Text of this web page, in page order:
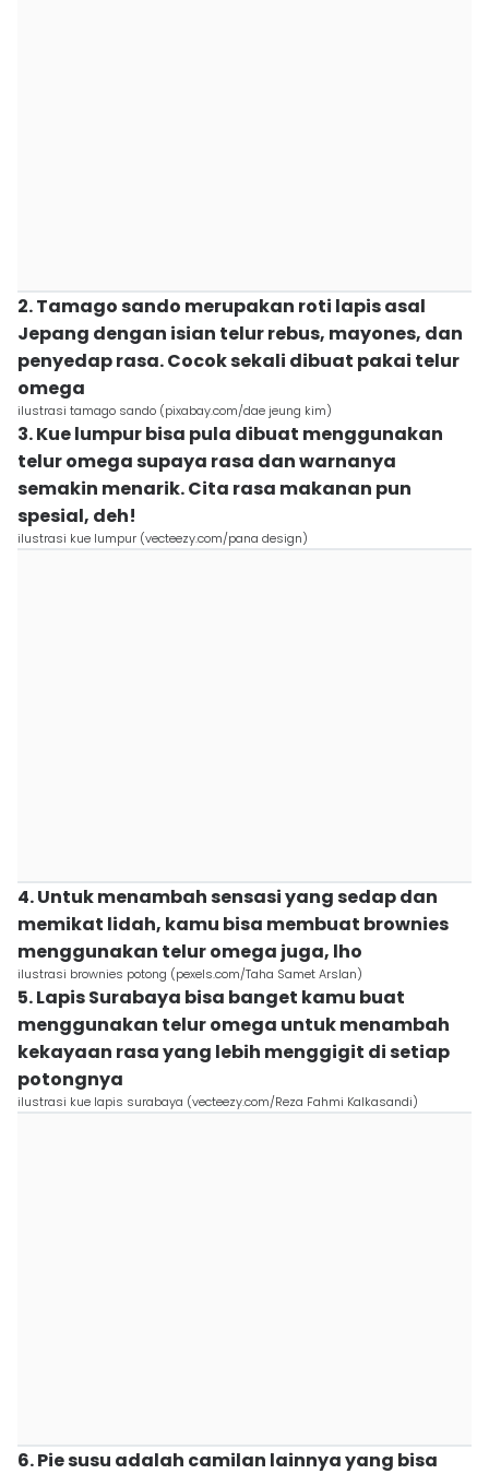
2. Tamago sando merupakan roti lapis asal
Jepang dengan isian telur rebus, mayones, dan
penyedap rasa. Cocok sekali dibuat pakai telur
omega
ilustrasi tamago sando (pixabay.com/dae jeung kim)
3. Kue lumpur bisa pula dibuat menggunakan
telur omega supaya rasa dan warnanya
semakin menarik. Cita rasa makanan pun
spesial, deh!
ilustrasi kue lumpur (vecteezy.com/pana design)
4. Untuk menambah sensasi yang sedap dan
memikat lidah, kamu bisa membuat brownies
menggunakan telur omega juga, lho
ilustrasi brownies potong (pexels.com/Taha Samet Arslan)
5. Lapis Surabaya bisa banget kamu buat
menggunakan telur omega untuk menambah
kekayaan rasa yang lebih menggigit di setiap
potongnya
ilustrasi kue lapis surabaya (vecteezy.com/Reza Fahmi Kalkasandi)
6. Pie susu adalah camilan lainnya yang bisa